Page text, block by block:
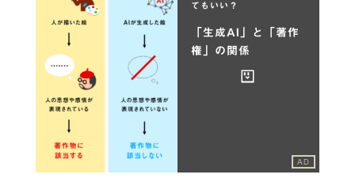
てもいい？
「生成AI」と「著作
権」の関係
AD